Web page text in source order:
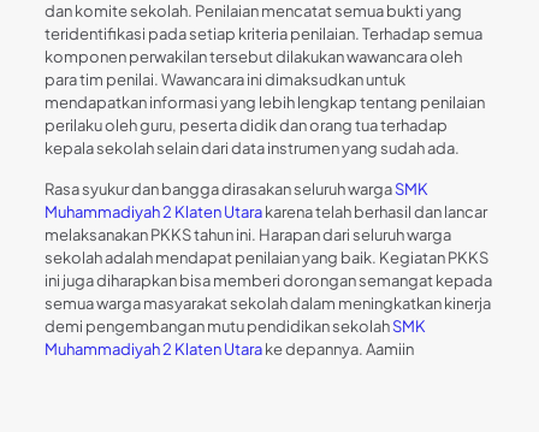
dan komite sekolah. Penilaian mencatat semua bukti yang
teridentifikasi pada setiap kriteria penilaian. Terhadap semua
komponen perwakilan tersebut dilakukan wawancara oleh
para tim penilai. Wawancara ini dimaksudkan untuk
mendapatkan informasi yang lebih lengkap tentang penilaian
perilaku oleh guru, peserta didik dan orang tua terhadap
kepala sekolah selain dari data instrumen yang sudah ada.
Rasa syukur dan bangga dirasakan seluruh wargaSMK
Muhammadiyah 2 Klaten Utarakarena telah berhasil dan lancar
melaksanakan PKKS tahun ini. Harapan dari seluruh warga
sekolah adalah mendapat penilaian yang baik. Kegiatan PKKS
ini juga diharapkan bisa memberi dorongan semangat kepada
semua warga masyarakat sekolah dalam meningkatkan kinerja
demi pengembangan mutu pendidikan sekolahSMK
Muhammadiyah 2 Klaten Utarake depannya. Aamiin